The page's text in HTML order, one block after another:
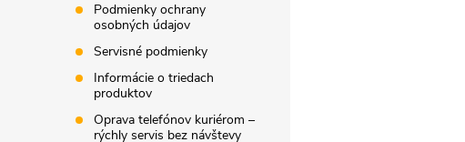
Podmienky ochrany
osobných údajov
Servisné podmienky
Informácie o triedach
produktov
Oprava telefónov kuriérom –
rýchly servis bez návštevy